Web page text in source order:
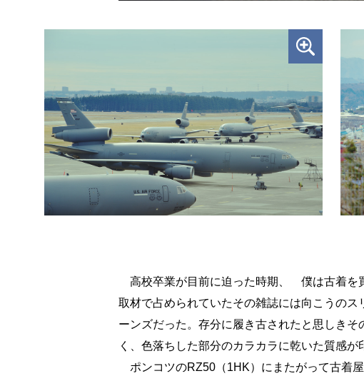
高校卒業が目前に迫った時期、 僕は古着を
取材で占められていたその雑誌には向こうの
ーンズだった。存分に履き古されたと思しき
く、色落ちした部分のカラカラに乾いた質感
ポンコツのRZ50（1HK）にまたがって古着